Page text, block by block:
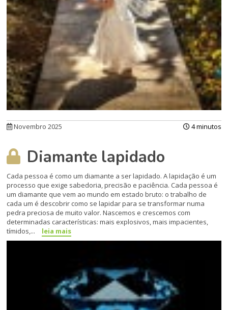
Novembro 2025 4 minutos
Diamante lapidado
Cada pessoa é como um diamante a ser lapidado. A lapidação é um
processo que exige sabedoria, precisão e paciência. Cada pessoa é
um diamante que vem ao mundo em estado bruto: o trabalho de
cada um é descobrir como se lapidar para se transformar numa
pedra preciosa de muito valor. Nascemos e crescemos com
determinadas características: mais explosivos, mais impacientes,
tímidos,...
leia mais